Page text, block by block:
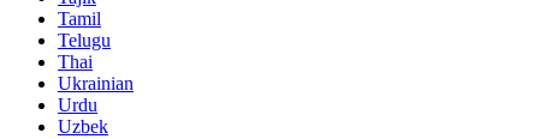
Tamil
Telugu
Thai
Ukrainian
Urdu
Uzbek